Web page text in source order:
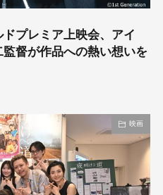
プレミア上映会、アイ
督が作品への熱い想いを
映画